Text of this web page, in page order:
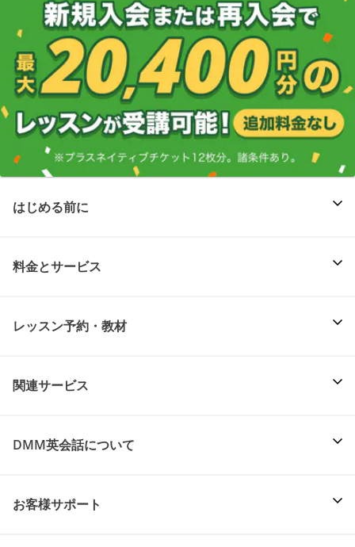
はじめる前に
料金とサービス
レッスン予約・教材
関連サービス
DMM英会話について
お客様サポート